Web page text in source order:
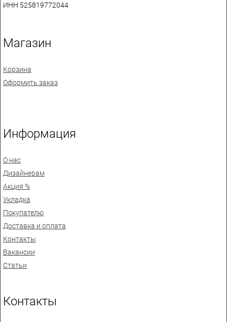
ИНН 525819772044
Магазин
Корзина
Оформить заказ
Информация
О нас
Дизайнерам
Акция %
Укладка
Покупателю
Доставка и оплата
Контакты
Вакансии
Статьи
Контакты